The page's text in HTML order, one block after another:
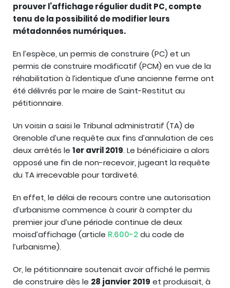
prouver l’affichage régulier dudit PC, compte
tenu de la possibilité de modifier leurs
métadonnées numériques.
En l’espèce, un permis de construire (PC) et un
permis de construire modificatif (PCM) en vue de la
réhabilitation à l’identique d’une ancienne ferme ont
été délivrés par le maire de Saint-Restitut au
pétitionnaire.
Un voisin a saisi le Tribunal administratif (TA) de
Grenoble d’une requête aux fins d’annulation de ces
deux arrêtés le 1er avril 2019. Le bénéficiaire a alors
opposé une fin de non-recevoir, jugeant la requête
du TA irrecevable pour tardiveté.
En effet, le délai de recours contre une autorisation
d’urbanisme commence à courir à compter du
premier jour d’une période continue de deux
moisd’affichage (article R.600-2 du code de
l’urbanisme).
Or, le pétitionnaire soutenait avoir affiché le permis
de construire dès le 28 janvier 2019 et produisait, à